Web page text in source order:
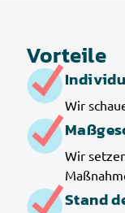
Vorteile
Wir
Wir
Stand